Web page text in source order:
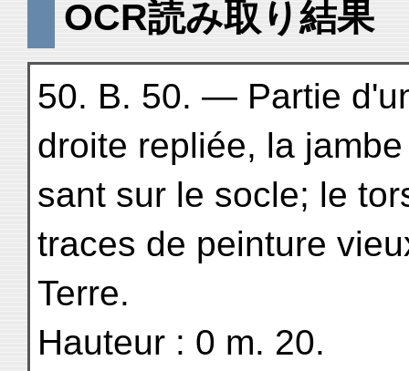
OCR読み取り結果
50. B. 50. — Partie
droite repliée, la
sant sur le socle; le
traces de peinture
Terre.
Hauteur : 0 m. 20.